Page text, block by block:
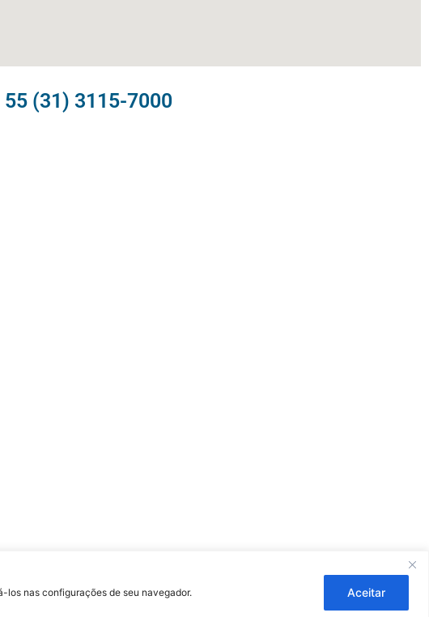
los nas configurações de seu navegador. Aceitar
55 (31) 3115-7000​